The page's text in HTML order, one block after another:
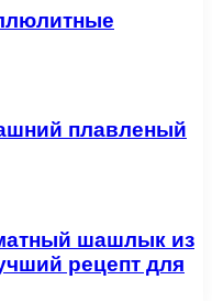
плавленый
шашлык из
рецепт для